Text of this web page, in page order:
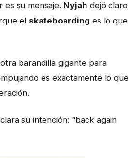
es su mensaje. Nyjah dejó claro
el skateboarding es lo que
barandilla gigante para
es exactamente lo que
su intención: “back again